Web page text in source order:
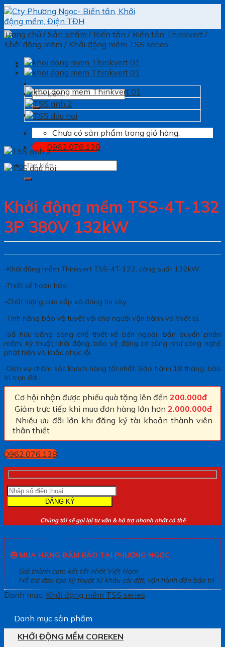
Skip
to
content
Tìm
kiếm:
Chưa có sản phẩm trong giỏ hàng.
0962.076.138
Tìm
Trang chủ / Sản phẩm / Biến tần / Biến tần Thinkvert /
Khởi động mềm / Khởi động mềm TSS series
Khởi động mềm TSS-4T-132
3P 380V 132kW
-Khởi động mềm Thinkvert TSS-4T-132, công suất 132kW.
-Thiết kế hoàn hảo.
-Chất lượng cao cấp và đáng tin cậy.
-Tính năng bảo vệ tuyệt vời cho người vận hành và thiết bị.
-Sở hữu bằng sáng chế thiết kế bên ngoài, bản quyền phần
mềm, kỹ thuật khởi động, bảo vệ động cơ cũng như công nghệ
phát hiện và khắc phục lỗi.
-Dịch vụ chăm sóc khách hàng tốt nhất. Bảo hành 18 tháng, bảo
trì trọn đời.
Cơ hội nhận được phiếu quà tặng lên đến 200.000đ
Giảm trực tiếp khi mua đơn hàng lớn hơn 2.000.000đ
Nhiều ưu đãi lớn khi đăng ký tài khoản thành viên
thân thiết
0962.076.138
Chúng tôi sẽ gọi lại tư vấn & hỗ trợ nhanh nhất có thể
MUA HÀNG ĐẢM BẢO TẠI PHƯƠNG NGỌC
Giá thành cam kết tốt nhất Việt Nam
Hỗ trợ đào tạo kỹ thuật từ khâu cài đặt, vận hành đến bảo trì
Danh mục: Khởi động mềm TSS series
Danh mục sản phẩm
KHỞI ĐỘNG MỀM COREKEN